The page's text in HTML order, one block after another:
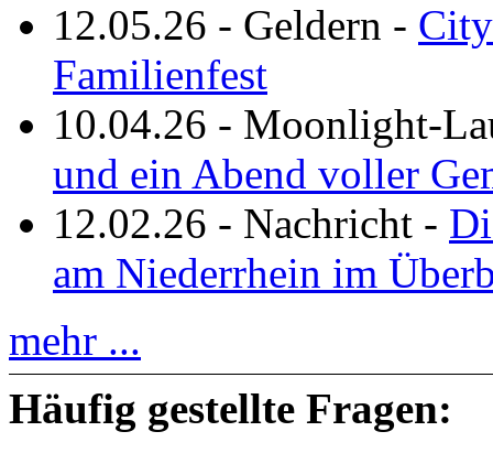
12.05.26 - Geldern -
Familienfest
10.04.26 - Moonlight-
und ein Abend voller
12.02.26 - Nachricht -
am Niederrhein im
mehr ...
Häufig gestellte Fragen: